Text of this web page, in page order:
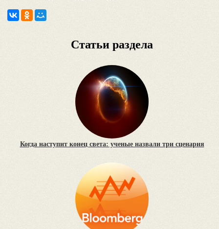
Статьи раздела
Когда наступит конец света: ученые назвали три сценария